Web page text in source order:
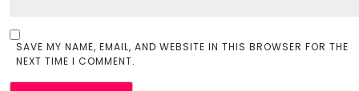
SAVE MY NAME, EMAIL, AND WEBSITE IN THIS BROWSER FOR THE
NEXT TIME I COMMENT.